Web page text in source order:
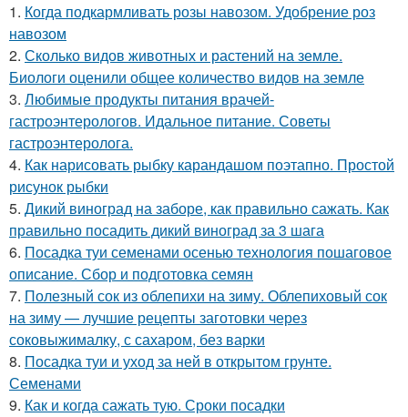
1. Когда подкармливать розы навозом. Удобрение роз
навозом
2. Сколько видов животных и растений на земле.
Биологи оценили общее количество видов на земле
3. Любимые продукты питания врачей-
гастроэнтерологов. Идальное питание. Советы
гастроэнтеролога.
4. Как нарисовать рыбку карандашом поэтапно. Простой
рисунок рыбки
5. Дикий виноград на заборе, как правильно сажать. Как
правильно посадить дикий виноград за 3 шага
6. Посадка туи семенами осенью технология пошаговое
описание. Сбор и подготовка семян
7. Полезный сок из облепихи на зиму. Облепиховый сок
на зиму — лучшие рецепты заготовки через
соковыжималку, с сахаром, без варки
8. Посадка туи и уход за ней в открытом грунте.
Семенами
9. Как и когда сажать тую. Сроки посадки